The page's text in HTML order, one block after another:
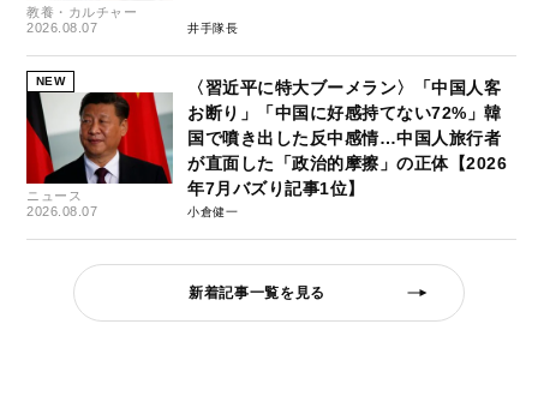
教養・カルチャー
2026.08.07
井手隊長
NEW
ニュース
2026.08.07
〈習近平に特大ブーメラン〉「中国人客
お断り」「中国に好感持てない72%」韓
国で噴き出した反中感情…中国人旅行者
が直面した「政治的摩擦」の正体【2026
年7月バズり記事1位】
小倉健一
新着記事一覧を見る